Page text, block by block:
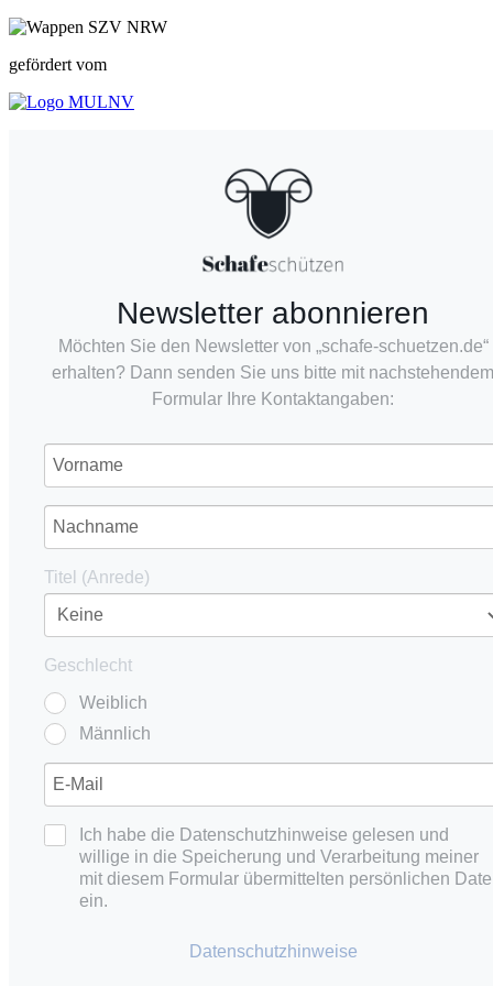
gefördert vom
Newsletter abonnieren
Möchten Sie den Newsletter von „schafe-schuetzen.de“
erhalten? Dann senden Sie uns bitte mit nachstehendem
Formular Ihre Kontaktangaben:
Titel (Anrede)
Geschlecht
Weiblich
Männlich
Ich habe die Datenschutzhinweise gelesen und
willige in die Speicherung und Verarbeitung meiner
mit diesem Formular übermittelten persönlichen
ein.
Datenschutzhinweise